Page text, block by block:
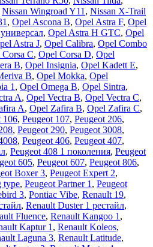
Nissan Wingroad Y11 , Nissan X-Trail
, Opel Ascona B, Opel Astra F, Opel
, Opel Astra H GTC, Opel
Astra J, Opel Calibra, Opel Combo
C, Opel Corsa D, Opel
B, Opel Insignia, Opel Kadett E,
B, Opel Mokka, Opel
1 , Opel Omega B, Opel Sintra,
A, Opel Vectra B, Opel Vectra C,
A, Opel Zafira B, Opel Zafira C,
106, Peugeot 107, Peugeot 206,
, Peugeot 290, Peugeot 3008,
, Peugeot 406, Peugeot 407,
, Peugeot 408 1 поколения, Peugeot
605, Peugeot 607, Peugeot 806,
Boxer 3, Peugeot Expert 2,
type, Peugeot Partner 1 , Peugeot
3, Pontiac Vibe, Renault 19,
, Renault Duster 1 рестайл,
Fluence, Renault Kangoo 1 ,
Kaptur 1 , Renault Koleos,
Laguna 3, Renault Latitude,